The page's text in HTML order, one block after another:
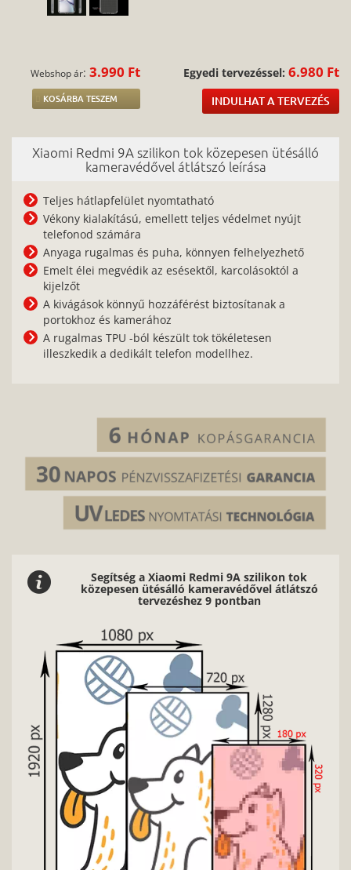
Webshop ár:3.990 Ft
KOSÁRBA TESZEM
Egyedi tervezéssel: 6.980 Ft
INDULHAT A TERVEZÉS
Xiaomi Redmi 9A szilikon tok közepesen ütésálló
kameravédővel átlátszó leírása
Teljes hátlapfelület nyomtatható
Vékony kialakítású, emellett teljes védelmet nyújt
telefonod számára
Anyaga rugalmas és puha, könnyen felhelyezhető
Emelt élei megvédik az esésektől, karcolásoktól a
kijelzőt
A kivágások könnyű hozzáférést biztosítanak a
portokhoz és kamerához
A rugalmas TPU -ból készült tok tökéletesen
illeszkedik a dedikált telefon modellhez.
Segítség a Xiaomi Redmi 9A szilikon tok
közepesen ütésálló kameravédővel átlátszó
tervezéshez 9 pontban
Nagyon fontos, hogy jó
fényviszonyokkal